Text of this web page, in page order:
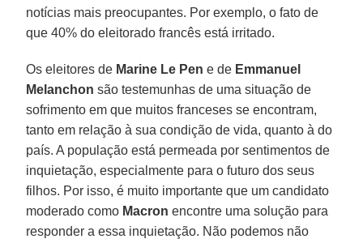
notícias mais preocupantes. Por exemplo, o fato de
que 40% do eleitorado francês está irritado.
Os eleitores de Marine Le Pen e de Emmanuel
Melanchon são testemunhas de uma situação de
sofrimento em que muitos franceses se encontram,
tanto em relação à sua condição de vida, quanto à do
país. A população está permeada por sentimentos de
inquietação, especialmente para o futuro dos seus
filhos. Por isso, é muito importante que um candidato
moderado como Macron encontre uma solução para
responder a essa inquietação. Não podemos não